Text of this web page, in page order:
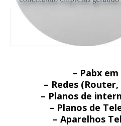
– Pabx
– Redes
– Planos de
– Planos de
– Aparelhos